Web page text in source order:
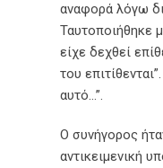
αναφορά λόγω
Ταυτοποιήθηκε
είχε δεχθεί
του
αυτό…”.
Ο συνήγορος
αντικειμενική